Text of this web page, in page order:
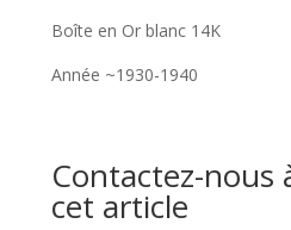
Boîte en Or blanc 14K
Année ~1930-1940
Contactez-nous
cet article